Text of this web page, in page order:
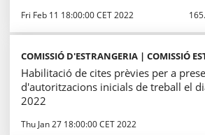
Fri Feb 11 18:00:00 CET 2022
COMISSIÓ D'ESTRANGERIA | COMISSIÓ
Habilitació de cites prèvies per a
d'autoritzacions inicials de treball el
2022
Thu Jan 27 18:00:00 CET 2022